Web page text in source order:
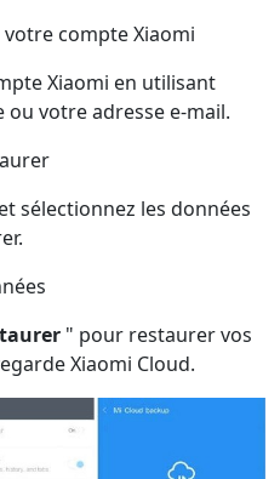
votre compte Xiaomi
Xiaomi en utilisant
votre adresse e-mail.
sélectionnez les données
" pour restaurer vos
Xiaomi Cloud.